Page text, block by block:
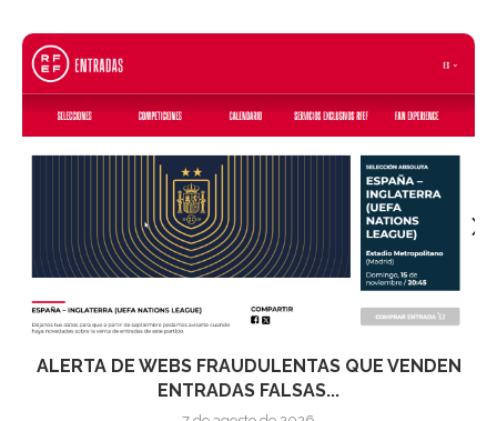
ALERTA DE WEBS FRAUDULENTAS QUE VENDEN
ENTRADAS FALSAS...